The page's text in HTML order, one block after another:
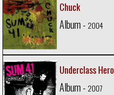
Chuck
Album - 2004
Underclass Hero
Album - 2007